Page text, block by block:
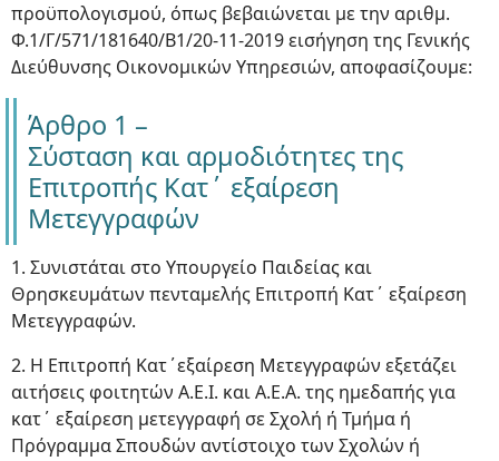
προϋπολογισμού, όπως βεβαιώνεται με την αριθμ.
Φ.1/Γ/571/181640/Β1/20-11-2019 εισήγηση της Γενικής
Διεύθυνσης Οικονομικών Υπηρεσιών, αποφασίζουμε:
Άρθρο 1 –
Σύσταση και αρμοδιότητες της
Επιτροπής Κατ΄ εξαίρεση
Μετεγγραφών
1. Συνιστάται στο Υπουργείο Παιδείας και
Θρησκευμάτων πενταμελής Επιτροπή Κατ΄ εξαίρεση
Μετεγγραφών.
2. Η Επιτροπή Κατ΄εξαίρεση Μετεγγραφών εξετάζει
αιτήσεις φοιτητών Α.Ε.Ι. και Α.Ε.Α. της ημεδαπής για
κατ΄ εξαίρεση μετεγγραφή σε Σχολή ή Τμήμα ή
Πρόγραμμα Σπουδών αντίστοιχο των Σχολών ή